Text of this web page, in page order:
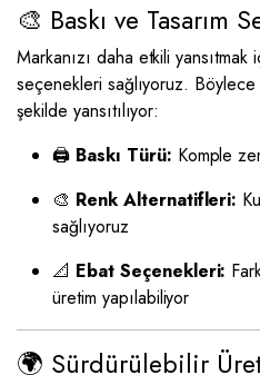
🎨 Baskı ve Tasarım
Markanızı daha etkili yansıtmak
seçenekleri sağlıyoruz. Böylece
şekilde yansıtılıyor:
🖨️ Baskı Türü: Komple
🎨 Renk Alternatifleri:
sağlıyoruz
📐 Ebat Seçenekleri:
üretim yapılabiliyor
🌍 Sürdürülebilir